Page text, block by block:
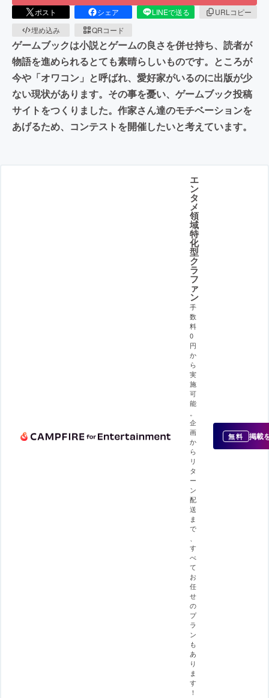
ポスト シェア LINEで送る
URLコピー
埋め込み
QRコード
ゲームブックは小説とゲームの良さを併せ持ち、読者が
物語を進められるとても素晴らしいものです。ところが
今や「オワコン」と呼ばれ、愛好家がいるのに出版が少
ない現状があります。その事を憂い、ゲームブック投稿
サイトをつくりました。作家さん達のモチベーションを
あげるため、コンテストを開催したいと考えています。
エ
ン
タ
メ
領
域
特
化
型
ク
ラ
フ
ァ
ン
手
数
料
0
円
か
ら
実
施
可
能
。
企
画
か
ら
リ
タ
ー
ン
配
送
ま
で
、
す
べ
て
お
任
せ
の
プ
ラ
ン
も
あ
り
ま
す
！
無料 掲載